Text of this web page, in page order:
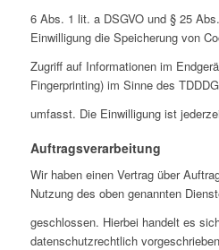
6 Abs. 1 lit. a DSGVO und § 25
Einwilligung die Speicherung von
Zugriff auf Informationen im
Fingerprinting) im Sinne des TDDDG
umfasst. Die Einwilligung ist
Auftragsverarbeitung
Wir haben einen Vertrag über
Nutzung des oben genannten
geschlossen. Hierbei handelt es
datenschutzrechtlich